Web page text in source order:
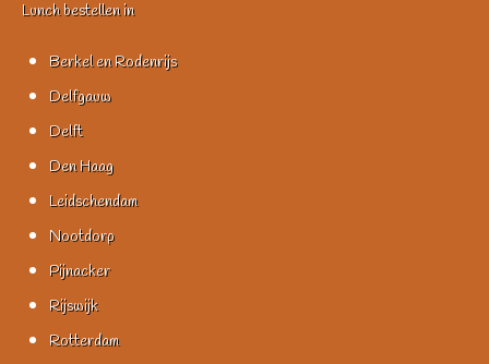
Lunch bestellen in
Berkel en Rodenrijs
Delfgauw
Delft
Den Haag
Leidschendam
Nootdorp
Pijnacker
Rijswijk
Rotterdam